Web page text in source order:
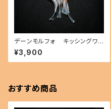
デーンモルフォ キッシングワイ
ドフィン（2026年産まれ） オス2
メス2(現物出品) ikahoff C-0
627-51062-a
¥3,900
おすすめ商品